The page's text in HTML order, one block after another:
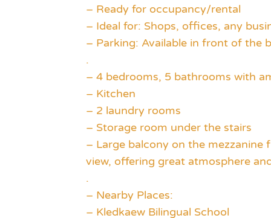
– Ready for occupancy/rental
– Ideal for: Shops, offices, any
– Parking: Available in front of the
.
– 4 bedrooms, 5 bathrooms with
– Kitchen
– 2 laundry rooms
– Storage room under the stairs
– Large balcony on the
view, offering great atmosphere
.
– Nearby Places:
– Kledkaew Bilingual School